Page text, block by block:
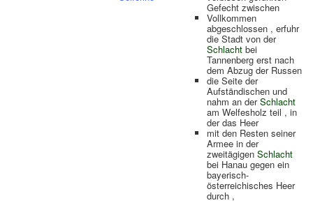
Gefecht zwischen
Vollkommen
abgeschlossen , erfuhr
die Stadt von der
Schlacht bei
Tannenberg erst nach
dem Abzug der Russen
die Seite der
Aufständischen und
nahm an derSchlacht
am Welfesholz teil , in
der das Heer
mit den Resten seiner
Armee in der
zweitägigen Schlacht
bei Hanau gegen ein
bayerisch-
österreichisches Heer
durch ,